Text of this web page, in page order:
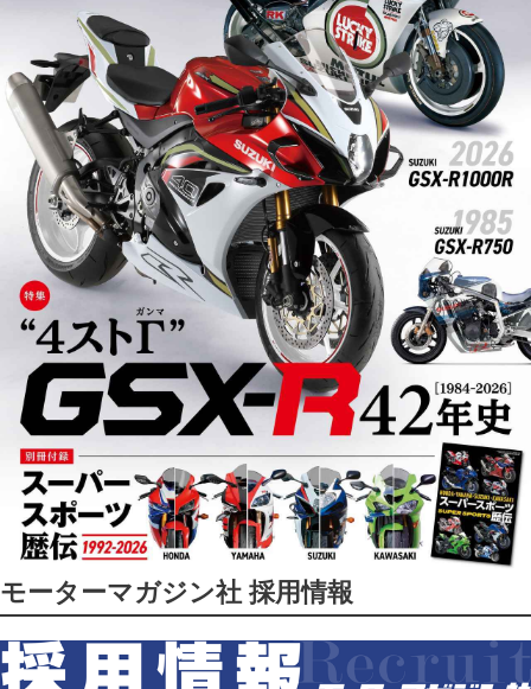
モーターマガジン社 採用情報